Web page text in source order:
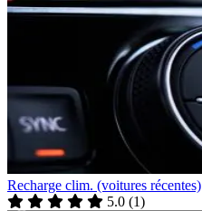
Recharge clim. (voitures récentes)
5.0 (1)